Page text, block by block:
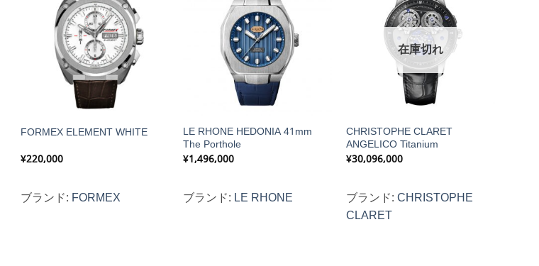
FORMEX ELEMENT WHITE
¥220,000
ブランド: FORMEX
LE RHONE HEDONIA 41mm
The Porthole
¥1,496,000
ブランド: LE RHONE
在庫切れ
CHRISTOPHE CLARET
ANGELICO Titanium
¥30,096,000
ブランド:CHRISTOPHE
CLARET